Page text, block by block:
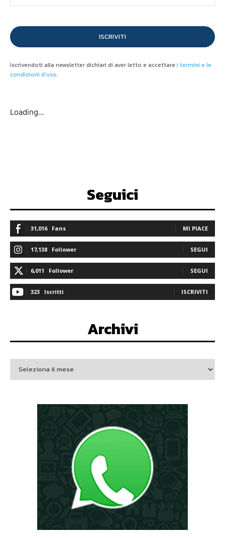
ISCRIVITI
Iscrivendoti alla newsletter dichiari di aver letto e accettare i termini e le
condizioni d'uso.
Loading...
Seguici
31,016 Fans MI PIACE
17,138 Follower SEGUI
6,011 Follower SEGUI
323 Iscritti ISCRIVITI
Archivi